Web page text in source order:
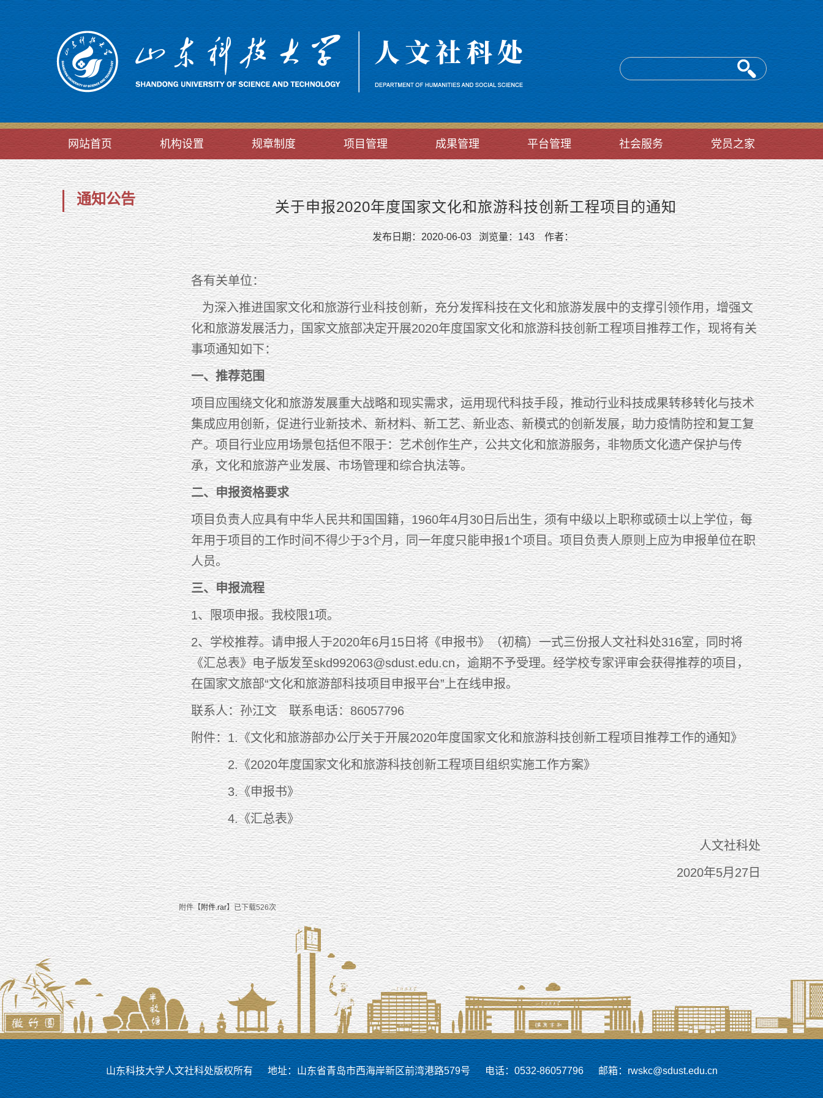
网站首页 机构设置 规章制度 项目管理 成果管理 平台管理 社会服务 党员之家
通知公告 关于申报2020年度国家文化和旅游科技创新工程项目的通知
发布日期：2020-06-03 浏览量：143作者：
各有关单位：
为深入推进国家文化和旅游行业科技创新，充分发挥科技在文化和旅游发展中的支撑引领作用，增强文
化和旅游发展活力，国家文旅部决定开展2020年度国家文化和旅游科技创新工程项目推荐工作，现将有关
事项通知如下：
一、推荐范围
项目应围绕文化和旅游发展重大战略和现实需求，运用现代科技手段，推动行业科技成果转移转化与技术
集成应用创新，促进行业新技术、新材料、新工艺、新业态、新模式的创新发展，助力疫情防控和复工复
产。项目行业应用场景包括但不限于：艺术创作生产，公共文化和旅游服务，非物质文化遗产保护与传
承，文化和旅游产业发展、市场管理和综合执法等。
二、申报资格要求
项目负责人应具有中华人民共和国国籍，1960年4月30日后出生，须有中级以上职称或硕士以上学位，每
年用于项目的工作时间不得少于3个月，同一年度只能申报1个项目。项目负责人原则上应为申报单位在职
人员。
三、申报流程
1、限项申报。我校限1项。
2、学校推荐。请申报人于2020年6月15日将《申报书》（初稿）一式三份报人文社科处316室，同时将
《汇总表》电子版发至skd992063@sdust.edu.cn，逾期不予受理。经学校专家评审会获得推荐的项目，
在国家文旅部“文化和旅游部科技项目申报平台”上在线申报。
联系人：孙江文 联系电话：86057796
附件：1.《文化和旅游部办公厅关于开展2020年度国家文化和旅游科技创新工程项目推荐工作的通知》
2.《2020年度国家文化和旅游科技创新工程项目组织实施工作方案》
3.《申报书》
4.《汇总表》
人文社科处
2020年5月27日
附件【 附件.rar】已下载526次
山东科技大学人文社科处版权所有 地址：山东省青岛市西海岸新区前湾港路579号 电话：0532-86057796 邮箱：rwskc@sdust.edu.cn